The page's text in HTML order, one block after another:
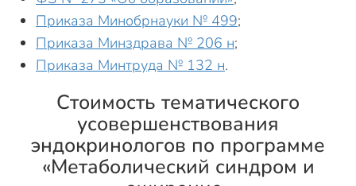
Приказа Минобрнауки № 499;
Приказа Минздрава № 206 н;
Приказа Минтруда № 132 н.
Стоимость тематического
усовершенствования
эндокринологов по программе
«Метаболический синдром и